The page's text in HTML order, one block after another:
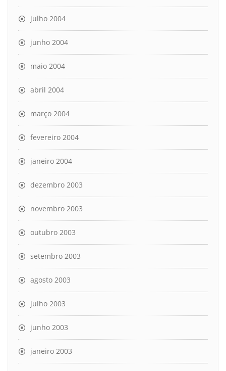
julho 2004
junho 2004
maio 2004
abril 2004
março 2004
fevereiro 2004
janeiro 2004
dezembro 2003
novembro 2003
outubro 2003
setembro 2003
agosto 2003
julho 2003
junho 2003
janeiro 2003